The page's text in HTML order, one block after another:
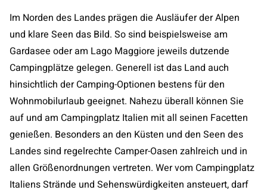
Im Norden des Landes prägen die Ausläufer der Alpen
und klare Seen das Bild. So sind beispielsweise am
Gardasee oder am Lago Maggiore jeweils dutzende
Campingplätze gelegen. Generell ist das Land auch
hinsichtlich der Camping-Optionen bestens für den
Wohnmobilurlaub geeignet. Nahezu überall können Sie
auf und am Campingplatz Italien mit all seinen Facetten
genießen. Besonders an den Küsten und den Seen des
Landes sind regelrechte Camper-Oasen zahlreich und in
allen Größenordnungen vertreten. Wer vom Campingplatz
Italiens Strände und Sehenswürdigkeiten ansteuert, darf